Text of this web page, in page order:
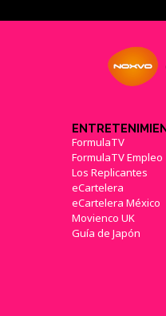
FormulaTV
FormulaTV Empleo
Los Replicantes
eCartelera
eCartelera México
Movienco UK
Guía de Japón